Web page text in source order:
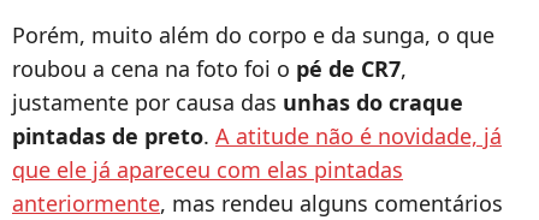
Porém, muito além do corpo e da sunga, o que
roubou a cena na foto foi o pé de CR7,
justamente por causa das unhas do craque
pintadas de preto. A atitude não é novidade, já
que ele já apareceu com elas pintadas
anteriormente, mas rendeu alguns comentários